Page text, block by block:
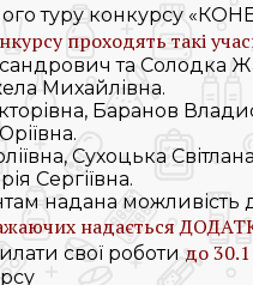
туру конкурсу
проходять такі
та Солодка
Михайлівна.
Баранов
Сухоцька
Сергіївна.
надана
надається
свої роботи до